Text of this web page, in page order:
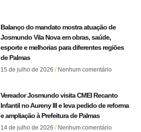
Balanço do mandato mostra atuação de
Josmundo Vila Nova em obras, saúde,
esporte e melhorias para diferentes regiões
de Palmas
15 de julho de 2026 Nenhum comentário
Vereador Josmundo visita CMEI Recanto
Infantil no Aureny III e leva pedido de reforma
e ampliação à Prefeitura de Palmas
14 de julho de 2026 Nenhum comentário